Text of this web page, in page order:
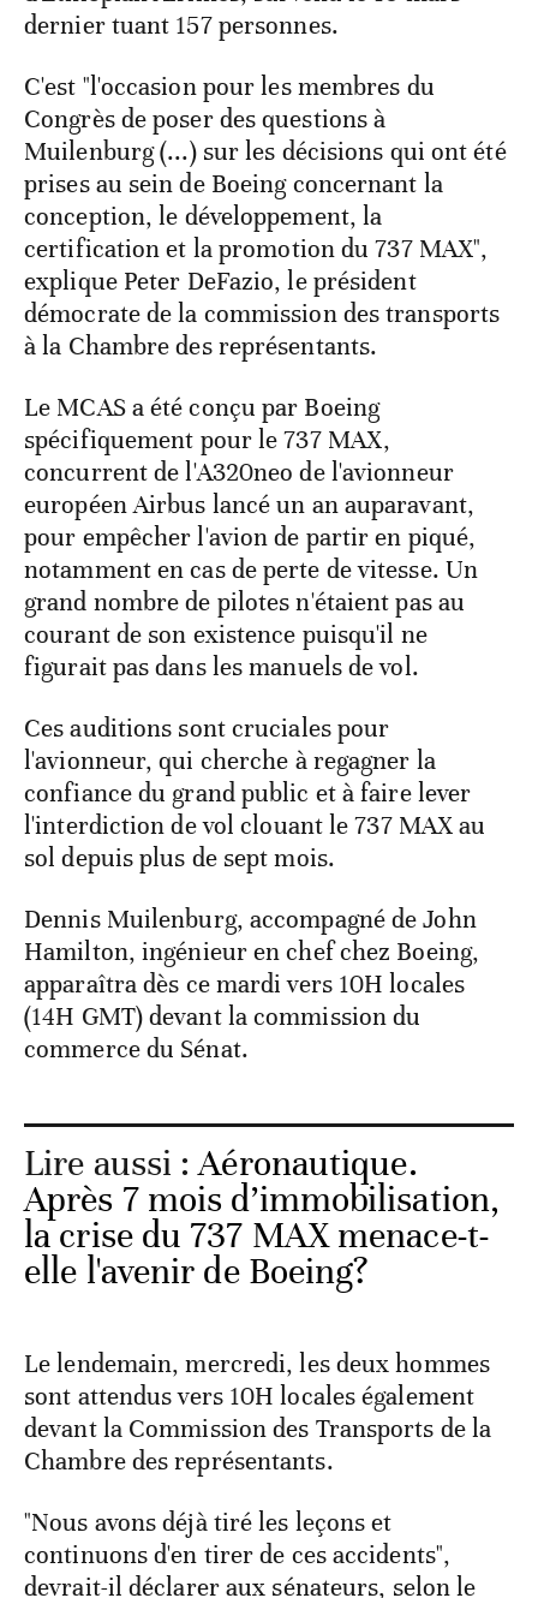
dernier tuant 157 personnes.
C'est "l'occasion pour les membres du
Congrès de poser des questions à
Muilenburg (...) sur les décisions qui ont été
prises au sein de Boeing concernant la
conception, le développement, la
certification et la promotion du 737 MAX",
explique Peter DeFazio, le président
démocrate de la commission des transports
à la Chambre des représentants.
Le MCAS a été conçu par Boeing
spécifiquement pour le 737 MAX,
concurrent de l'A320neo de l'avionneur
européen Airbus lancé un an auparavant,
pour empêcher l'avion de partir en piqué,
notamment en cas de perte de vitesse. Un
grand nombre de pilotes n'étaient pas au
courant de son existence puisqu'il ne
figurait pas dans les manuels de vol.
Ces auditions sont cruciales pour
l'avionneur, qui cherche à regagner la
confiance du grand public et à faire lever
l'interdiction de vol clouant le 737 MAX au
sol depuis plus de sept mois.
Dennis Muilenburg, accompagné de John
Hamilton, ingénieur en chef chez Boeing,
apparaîtra dès ce mardi vers 10H locales
(14H GMT) devant la commission du
commerce du Sénat.
Lire aussi :Aéronautique.
Après 7 mois d’immobilisation,
la crise du 737 MAX menace-t-
elle l'avenir de Boeing?
Le lendemain, mercredi, les deux hommes
sont attendus vers 10H locales également
devant la Commission des Transports de la
Chambre des représentants.
"Nous avons déjà tiré les leçons et
continuons d'en tirer de ces accidents",
devrait-il déclarer aux sénateurs, selon le